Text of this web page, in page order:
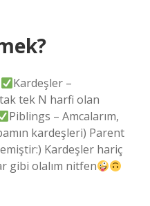
Kardeşler –
tek N harfi olan
Piblings – Amcalarım,
kardeşleri) Parent
Kardeşler hariç
gibi olalım nitfen